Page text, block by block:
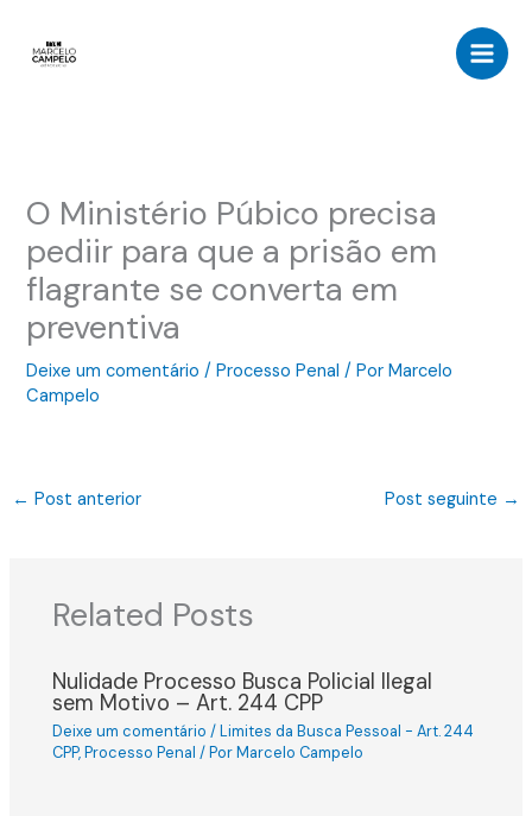
O Ministério Púbico precisa
pediir para que a prisão em
flagrante se converta em
preventiva
Deixe um comentário /Processo Penal / PorMarcelo
Campelo
← Post anterior Post seguinte →
Related Posts
Nulidade Processo Busca Policial Ilegal
sem Motivo – Art. 244 CPP
Deixe um comentário /Limites da Busca Pessoal - Art. 244
CPP,Processo Penal / PorMarcelo Campelo